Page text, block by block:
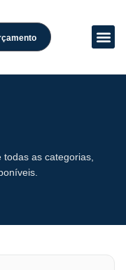
as categorias,